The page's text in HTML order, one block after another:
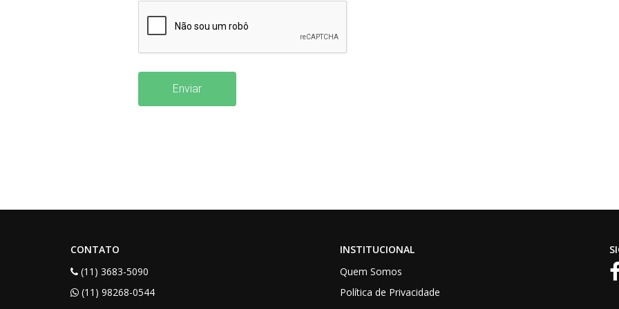
Enviar
CONTATO
(11) 3683-5090
(11) 98268-0544
INSTITUCIONAL
Quem Somos
Política de Privacidade